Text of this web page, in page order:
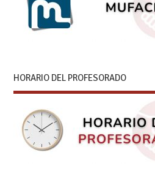
HORARIO DEL PROFESORADO